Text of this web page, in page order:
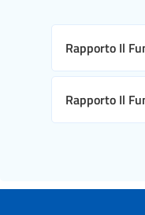
Rapporto Il
Rapporto Il